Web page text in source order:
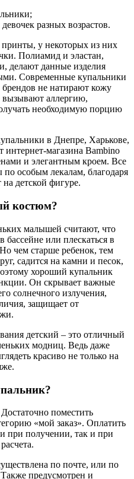
разных возрастов.
у некоторых из них
Полиамид и эластан,
делают данные изделия
Современные купальники
брендов не натирают кожу
вызывают аллергию,
необходимую порцию
в Днепре, Харькове,
интернет-магазина Bambino
и элегантным кроем. Все
по особым лекалам, благодаря
детской фигуре.
костюм?
малышей считают, что
или плескаться в
чем старше ребенок, тем
садится на камни и песок,
хороший купальник
Он скрывает важные
солнечного излучения,
защищает от
детский – это отличный
модниц. Ведь даже
красиво не только на
поместить
«мой заказ». Оплатить
при получении, так и при
по почте, или по
предусмотрен и